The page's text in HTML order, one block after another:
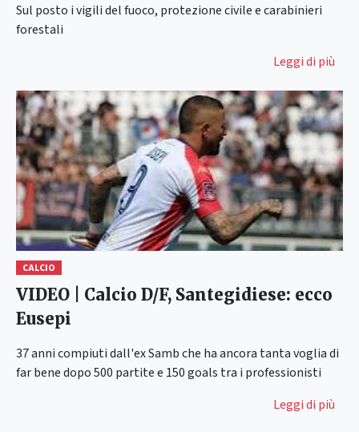
Sul posto i vigili del fuoco, protezione civile e carabinieri
forestali
Leggi di più
CALCIO
VIDEO | Calcio D/F, Santegidiese: ecco
Eusepi
37 anni compiuti dall'ex Samb che ha ancora tanta voglia di
far bene dopo 500 partite e 150 goals tra i professionisti
Leggi di più